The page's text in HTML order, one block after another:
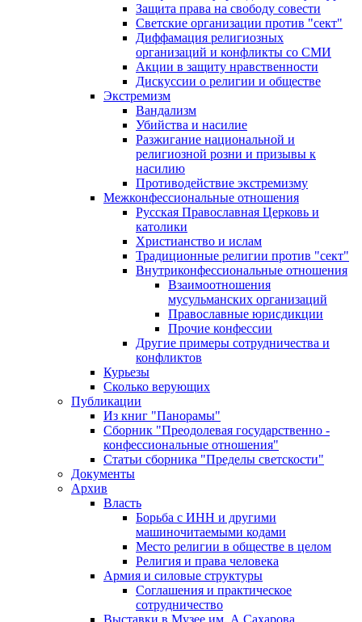
Защита права на свободу совести
Светские организации против "сект"
Диффамация религиозных
организаций и конфликты со СМИ
Акции в защиту нравственности
Дискуссии о религии и обществе
Экстремизм
Вандализм
Убийства и насилие
Разжигание национальной и
религиозной розни и призывы к
насилию
Противодействие экстремизму
Межконфессиональные отношения
Русская Православная Церковь и
католики
Христианство и ислам
Традиционные религии против "сект"
Внутриконфессиональные отношения
Взаимоотношения
мусульманских организаций
Православные юрисдикции
Прочие конфессии
Другие примеры сотрудничества и
конфликтов
Курьезы
Сколько верующих
Публикации
Из книг "Панорамы"
Сборник "Преодолевая государственно -
конфессиональные отношения"
Статьи сборника "Пределы светскости"
Документы
Архив
Власть
Борьба с ИНН и другими
машиночитаемыми кодами
Место религии в обществе в целом
Религия и права человека
Армия и силовые структуры
Соглашения и практическое
сотрудничество
Выставки в Музее им. А.Сахарова